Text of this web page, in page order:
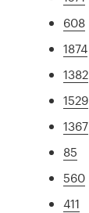
608
1874
1382
1529
1367
85
560
411